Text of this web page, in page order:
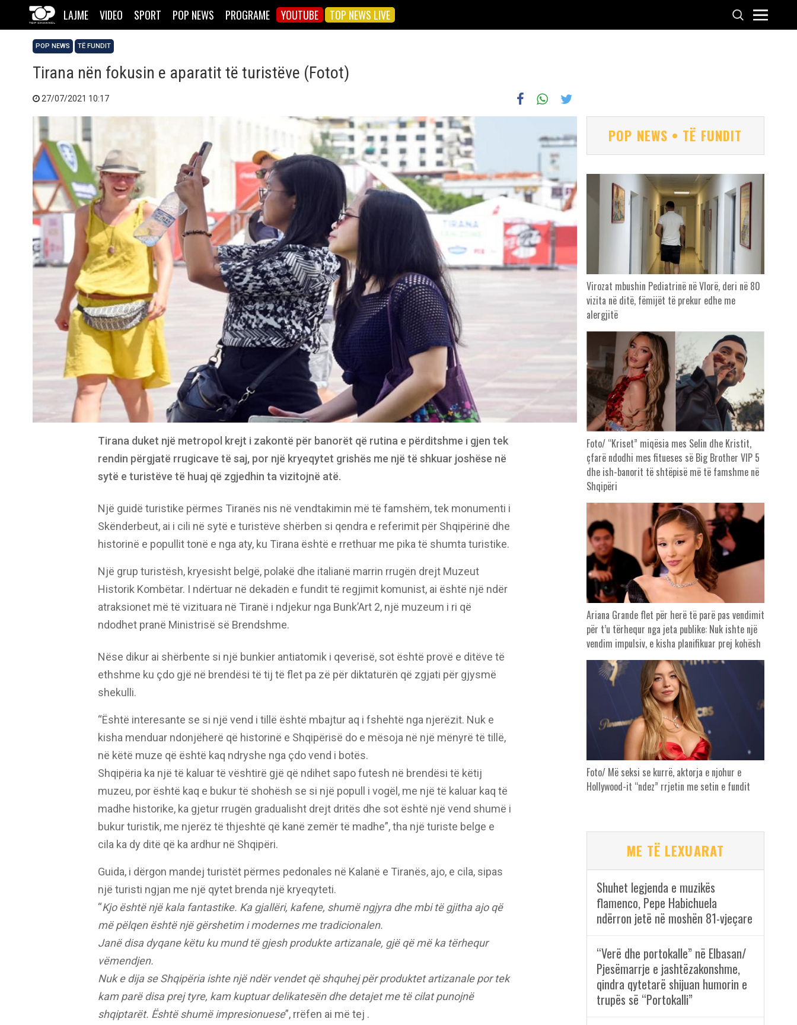
LAJME VIDEO SPORT POP NEWS PROGRAME YOUTUBE TOP NEWS LIVE
POP NEWS TË FUNDIT
Tirana nën fokusin e aparatit të turistëve (Fotot)
27/07/2021 10:17
Tirana duket një metropol krejt i zakontë për banorët që rutina e përditshme i gjen tek
rendin përgjatë rrugicave të saj, por një kryeqytet grishës me një të shkuar joshëse në
sytë e turistëve të huaj që zgjedhin ta vizitojnë atë.
Një guidë turistike përmes Tiranës nis në vendtakimin më të famshëm, tek monumenti i
Skënderbeut, ai i cili në sytë e turistëve shërben si qendra e referimit për Shqipërinë dhe
historinë e popullit tonë e nga aty, ku Tirana është e rrethuar me pika të shumta turistike.
Një grup turistësh, kryesisht belgë, polakë dhe italianë marrin rrugën drejt Muzeut
Historik Kombëtar. I ndërtuar në dekadën e fundit të regjimit komunist, ai është një ndër
atraksionet më të vizituara në Tiranë i ndjekur nga Bunk’Art 2, një muzeum i ri që
ndodhet pranë Ministrisë së Brendshme.
Nëse dikur ai shërbente si një bunkier antiatomik i qeverisë, sot është provë e ditëve të
ethshme ku çdo gjë në brendësi të tij të flet pa zë për diktaturën që zgjati për gjysmë
shekulli.
“Është interesante se si një vend i tillë është mbajtur aq i fshehtë nga njerëzit. Nuk e
kisha menduar ndonjëherë që historinë e Shqipërisë do e mësoja në një mënyrë të tillë,
në këtë muze që është kaq ndryshe nga çdo vend i botës.
Shqipëria ka një të kaluar të vështirë gjë që ndihet sapo futesh në brendësi të këtij
muzeu, por është kaq e bukur të shohësh se si një popull i vogël, me një të kaluar kaq të
madhe historike, ka gjetur rrugën gradualisht drejt dritës dhe sot është një vend shumë i
bukur turistik, me njerëz të thjeshtë që kanë zemër të madhe”, tha një turiste belge e
cila ka dy ditë që ka ardhur në Shqipëri.
Guida, i dërgon mandej turistët përmes pedonales në Kalanë e Tiranës, ajo, e cila, sipas
një turisti ngjan me një qytet brenda një kryeqyteti.
“Kjo është një kala fantastike. Ka gjallëri, kafene, shumë ngjyra dhe mbi të gjitha ajo që
më pëlqen është një gërshetim i modernes me tradicionalen.
Janë disa dyqane këtu ku mund të gjesh produkte artizanale, gjë që më ka tërhequr
vëmendjen.
Nuk e dija se Shqipëria ishte një ndër vendet që shquhej për produktet artizanale por tek
kam parë disa prej tyre, kam kuptuar delikatesën dhe detajet me të cilat punojnë
shqiptarët. Është shumë impresionuese”, rrëfen ai më tej .
POP NEWS • TË FUNDIT
Virozat mbushin Pediatrinë në Vlorë, deri në 80
vizita në ditë, fëmijët të prekur edhe me
alergjitë
Foto/ “Kriset” miqësia mes Selin dhe Kristit,
çfarë ndodhi mes fitueses së Big Brother VIP 5
dhe ish-banorit të shtëpisë më të famshme në
Shqipëri
Ariana Grande flet për herë të parë pas vendimit
për t’u tërhequr nga jeta publike: Nuk ishte një
vendim impulsiv, e kisha planifikuar prej kohësh
Foto/ Më seksi se kurrë, aktorja e njohur e
Hollywood-it “ndez” rrjetin me setin e fundit
ME TË LEXUARAT
Shuhet legjenda e muzikës
flamenco, Pepe Habichuela
ndërron jetë në moshën 81-vjeçare
“Verë dhe portokalle” në Elbasan/
Pjesëmarrje e jashtëzakonshme,
qindra qytetarë shijuan humorin e
trupës së “Portokalli”